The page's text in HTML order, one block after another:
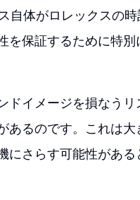
自体がロレックスの
を保証するために特
ドイメージを損なう
あるのです。これは
にさらす可能性がある